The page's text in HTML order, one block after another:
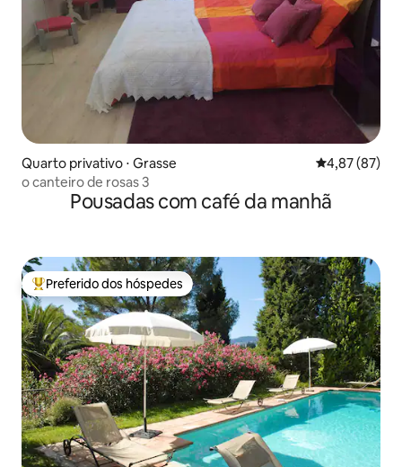
Quarto privativo ⋅ Grasse 4,87 de uma
4,87 (87)
o canteiro de rosas 3
Pousadas com café da manhã
Entre os melhores preferidos dos hóspedes
Preferido dos hóspedes